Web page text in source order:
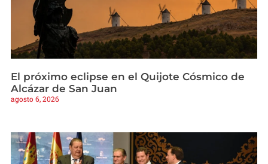
El próximo eclipse en el Quijote Cósmico de
Alcázar de San Juan
agosto 6, 2026